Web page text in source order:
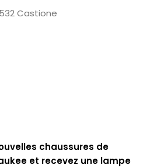
Castione
chaussures de
et recevez une lampe